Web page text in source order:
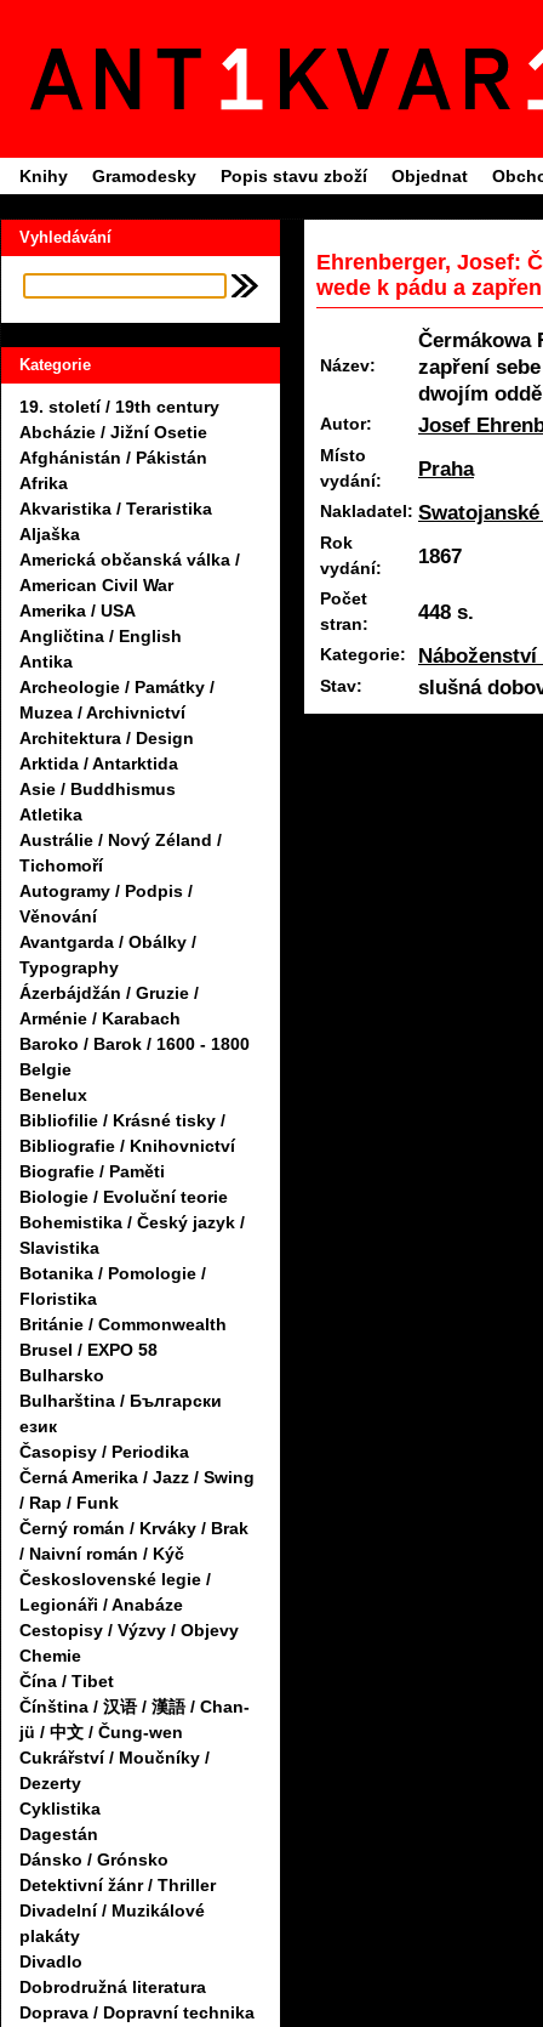
Knihy Gramodesky Popis stavu zboží Objednat
Vyhledávání
Kategorie
19. století / 19th century
Abcházie / Jižní Osetie
Afghánistán / Pákistán
Afrika
Akvaristika / Teraristika
Aljaška
Americká občanská válka /
American Civil War
Amerika / USA
Angličtina / English
Antika
Archeologie / Památky /
Muzea / Archivnictví
Architektura / Design
Arktida / Antarktida
Asie / Buddhismus
Atletika
Austrálie / Nový Zéland /
Tichomoří
Autogramy / Podpis /
Věnování
Avantgarda / Obálky /
Typography
Ázerbájdžán / Gruzie /
Arménie / Karabach
Baroko / Barok / 1600 - 1800
Belgie
Benelux
Bibliofilie / Krásné tisky /
Bibliografie / Knihovnictví
Biografie / Paměti
Biologie / Evoluční teorie
Bohemistika / Český jazyk /
Slavistika
Botanika / Pomologie /
Floristika
Británie / Commonwealth
Brusel / EXPO 58
Bulharsko
Bulharština / Български
език
Časopisy / Periodika
Černá Amerika / Jazz / Swing
/ Rap / Funk
Černý román / Krváky / Brak
/ Naivní román / Kýč
Československé legie /
Legionáři / Anabáze
Cestopisy / Výzvy / Objevy
Chemie
Čína / Tibet
Čínština / 汉语 / 漢語 / Chan-
jü / 中文 / Čung-wen
Cukrářství / Moučníky /
Dezerty
Cyklistika
Dagestán
Dánsko / Grónsko
Detektivní žánr / Thriller
Divadelní / Muzikálové
plakáty
Divadlo
Dobrodružná literatura
Doprava / Dopravní technika
Ehrenberger, Josef:
wede k pádu a
Název:
Čermákowa
zapření
dwojím
Autor: Josef
Místo
vydání:
Praha
Nakladatel:
Rok
vydání:
1867
Počet
stran:
448 s.
Kategorie:
Stav: slušná